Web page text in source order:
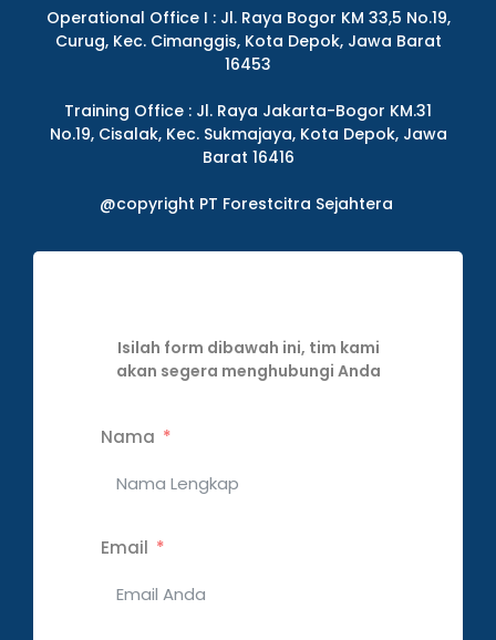
Operational Office I : Jl. Raya Bogor KM 33,5 No.19,
Curug, Kec. Cimanggis, Kota Depok, Jawa Barat
16453
Training Office : Jl. Raya Jakarta-Bogor KM.31
No.19, Cisalak, Kec. Sukmajaya, Kota Depok, Jawa
Barat 16416
@copyright PT Forestcitra Sejahtera
Isilah form dibawah ini, tim kami
akan segera menghubungi Anda
Nama
Email